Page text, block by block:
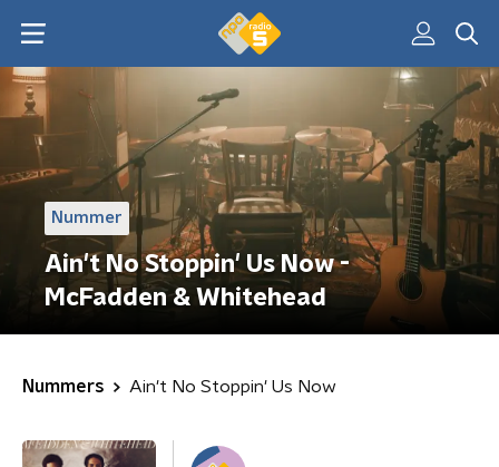
Nummer
Ain't No Stoppin' Us Now -
McFadden & Whitehead
Nummers Ain't No Stoppin' Us Now